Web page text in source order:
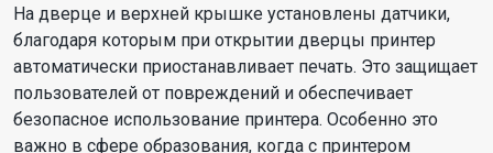
На дверце и верхней крышке установлены датчики,
благодаря которым при открытии дверцы принтер
автоматически приостанавливает печать. Это защищает
пользователей от повреждений и обеспечивает
безопасное использование принтера. Особенно это
важно в сфере образования, когда с принтером